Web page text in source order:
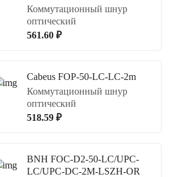
Коммутационный шнур
оптический
561.60 ₽
Cabeus FOP-50-LC-LC-2m
Коммутационный шнур
оптический
518.59 ₽
BNH FOC-D2-50-LC/UPC-
LC/UPC-DC-2M-LSZH-OR